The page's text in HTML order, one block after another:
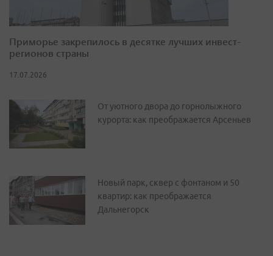
Приморье закрепилось в десятке лучших инвест-
регионов страны
17.07.2026
От уютного двора до горнолыжного
курорта: как преображается Арсеньев
Новый парк, сквер с фонтаном и 50
квартир: как преображается
Дальнегорск